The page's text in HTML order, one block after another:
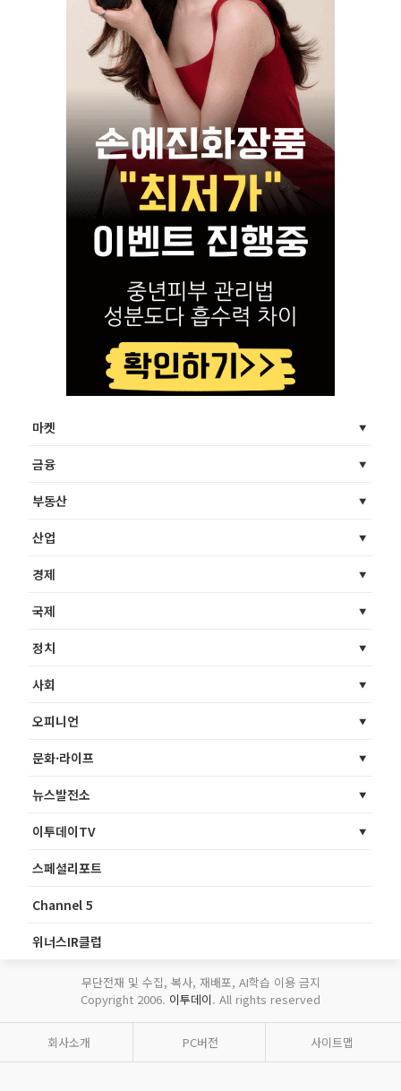
마켓
금융
부동산
산업
경제
국제
정치
사회
오피니언
문화·라이프
뉴스발전소
이투데이TV
스페셜리포트
Channel 5
위너스IR클럽
무단전재 및 수집, 복사, 재배포, AI학습 이용 금지
Copyright 2006. 이투데이. All rights reserved
회사소개 PC버전 사이트맵